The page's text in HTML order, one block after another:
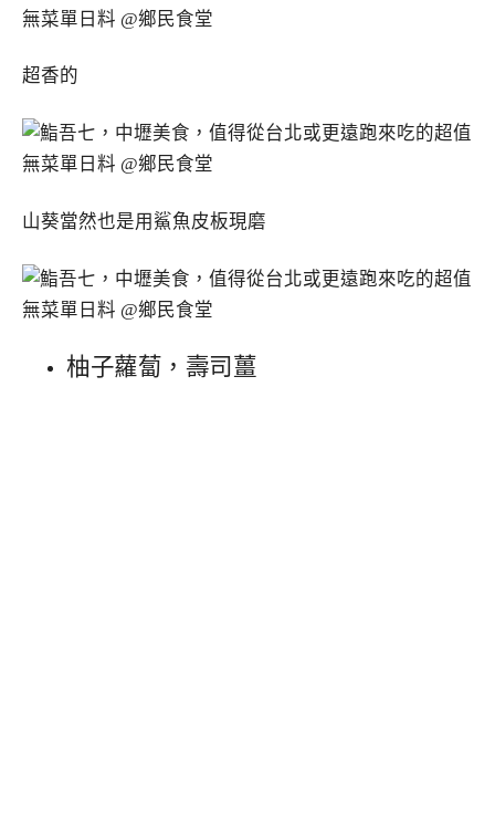
超香的
山葵當然也是用鯊魚皮板現磨
柚子蘿蔔，壽司薑